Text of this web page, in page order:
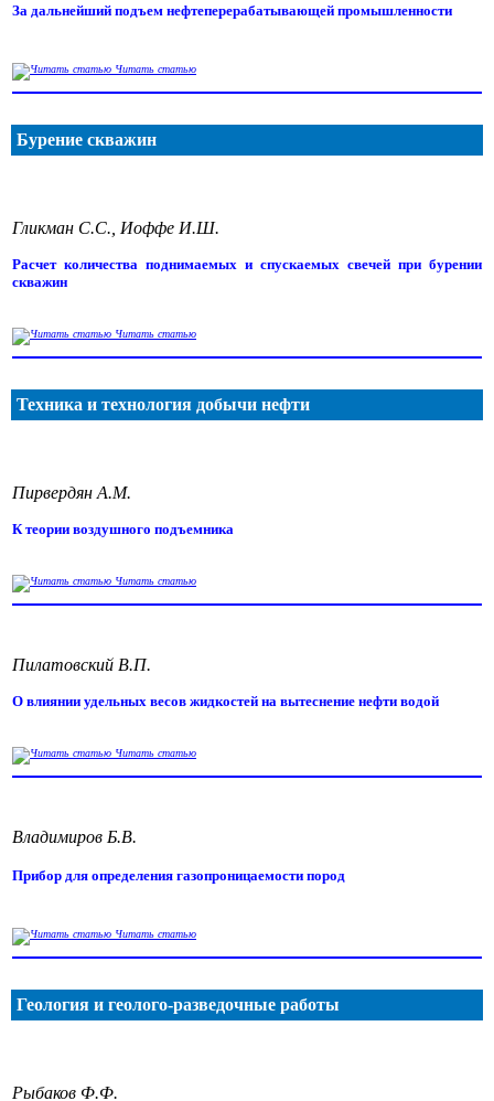
За дальнейший подъем нефтеперерабатывающей промышленности
Читать статью
Бурение скважин
Гликман С.С., Иоффе И.Ш.
Расчет количества поднимаемых и спускаемых свечей при бурении
скважин
Читать статью
Техника и технология добычи нефти
Пирвердян А.М.
К теории воздушного подъемника
Читать статью
Пилатовский В.П.
О влиянии удельных весов жидкостей на вытеснение нефти водой
Читать статью
Владимиров Б.В.
Прибор для определения газопроницаемости пород
Читать статью
Геология и геолого-разведочные работы
Рыбаков Ф.Ф.